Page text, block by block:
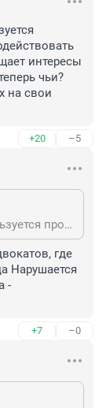
интересы
чьи?
на свои
+20 –5
Если коллеги посчитают что он пользуется прошлыми навыками то могут и посодействовать окончанию его карьеры. СК РФ защищает интересы государства, граждан, бюджета. А он теперь чьи? Чиновников непонятно как попавших на свои места?
где
Нарушается
-
+7 –0